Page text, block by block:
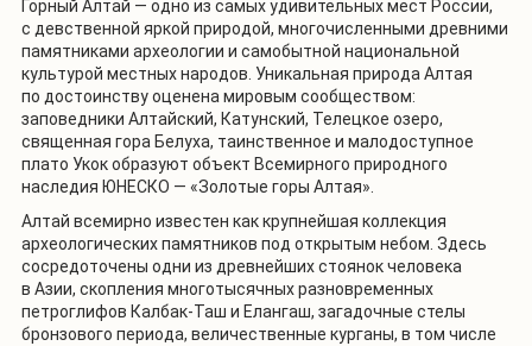
Горный Алтай — одно из самых удивительных мест России,
с девственной яркой природой, многочисленными древними
памятниками археологии и самобытной национальной
культурой местных народов. Уникальная природа Алтая
по достоинству оценена мировым сообществом:
заповедники Алтайский, Катунский, Телецкое озеро,
священная гора Белуха, таинственное и малодоступное
плато Укок образуют объект Всемирного природного
наследия ЮНЕСКО — «Золотые горы Алтая».
Алтай всемирно известен как крупнейшая коллекция
археологических памятников под открытым небом. Здесь
сосредоточены одни из древнейших стоянок человека
в Азии, скопления многотысячных разновременных
петроглифов Калбак-Таш и Елангаш, загадочные стелы
бронзового периода, величественные курганы, в том числе